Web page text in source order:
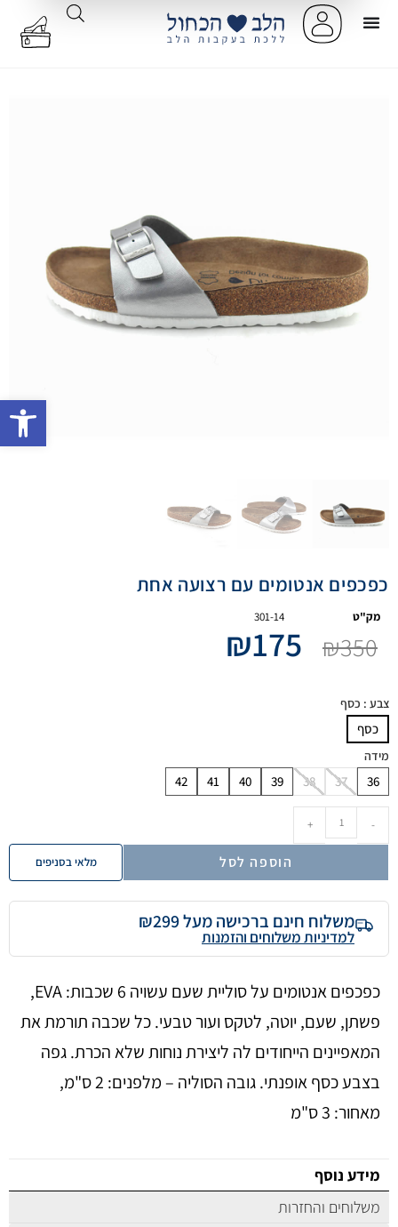
כפכפים אנטומים עם רצועה אחת
מק"ט 301-14
₪350
₪175
צבע : כסף
כסף
מידה
36
37
38
39
40
41
42
-
+
הוספה לסל מלאי בסניפים
משלוח חינם ברכישה מעל ₪299
למדיניות משלוחים והזמנות
כפכפים אנטומים על סוליית שעם עשויה 6 שכבות: EVA,
פשתן, שעם, יוטה, לטקס ועור טבעי. כל שכבה תורמת את
המאפיינים הייחודים לה ליצירת נוחות שלא הכרת. גפה
בצבע כסף אופנתי. גובה הסוליה – מלפנים: 2 ס"מ,
מאחור: 3 ס"מ
מידע נוסף
משלוחים והחזרות